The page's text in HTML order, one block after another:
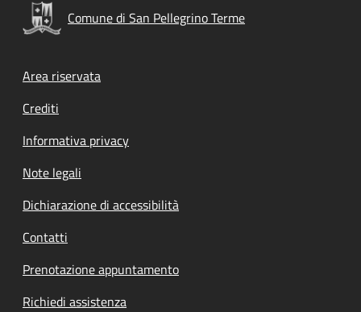
Comune di San Pellegrino Terme
Footer menu
Area riservata
Crediti
Informativa privacy
Note legali
Dichiarazione di accessibilità
Contatti
Prenotazione appuntamento
Richiedi assistenza